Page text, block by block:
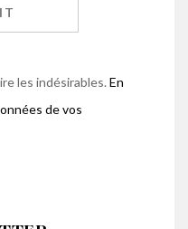
les indésirables. En
de vos